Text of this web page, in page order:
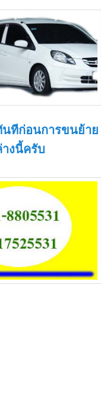
นทีก่อนการขนย้าย
งนี้ครับ